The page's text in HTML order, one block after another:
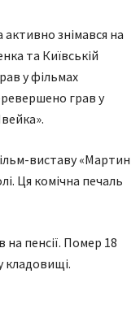
знімався на
та Київській
у фільмах
грав у
виставу «Мартин
Ця комічна печаль
на пенсії. Помер 18
кладовищі.